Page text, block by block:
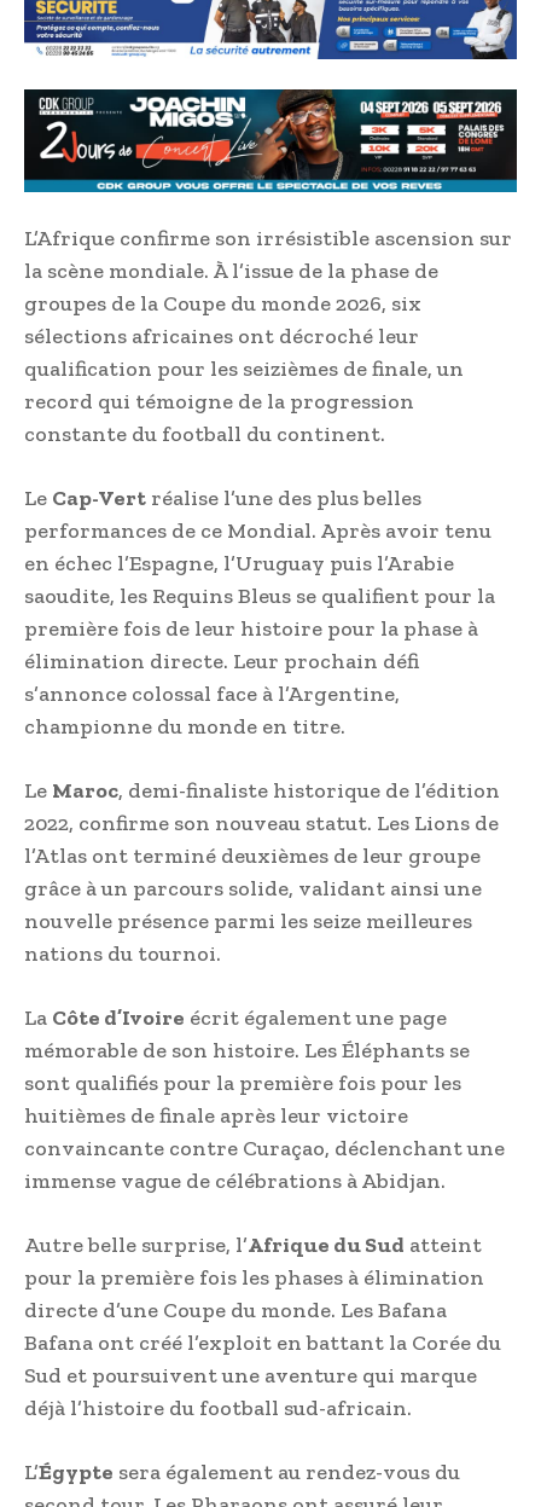
L’Afrique confirme son irrésistible ascension sur
la scène mondiale. À l’issue de la phase de
groupes de la Coupe du monde 2026, six
sélections africaines ont décroché leur
qualification pour les seizièmes de finale, un
record qui témoigne de la progression
constante du football du continent.
Le Cap-Vert réalise l’une des plus belles
performances de ce Mondial. Après avoir tenu
en échec l’Espagne, l’Uruguay puis l’Arabie
saoudite, les Requins Bleus se qualifient pour la
première fois de leur histoire pour la phase à
élimination directe. Leur prochain défi
s’annonce colossal face à l’Argentine,
championne du monde en titre.
Le Maroc, demi-finaliste historique de l’édition
2022, confirme son nouveau statut. Les Lions de
l’Atlas ont terminé deuxièmes de leur groupe
grâce à un parcours solide, validant ainsi une
nouvelle présence parmi les seize meilleures
nations du tournoi.
La Côte d’Ivoire écrit également une page
mémorable de son histoire. Les Éléphants se
sont qualifiés pour la première fois pour les
huitièmes de finale après leur victoire
convaincante contre Curaçao, déclenchant une
immense vague de célébrations à Abidjan.
Autre belle surprise, l’Afrique du Sud atteint
pour la première fois les phases à élimination
directe d’une Coupe du monde. Les Bafana
Bafana ont créé l’exploit en battant la Corée du
Sud et poursuivent une aventure qui marque
déjà l’histoire du football sud-africain.
L’Égypte sera également au rendez-vous du